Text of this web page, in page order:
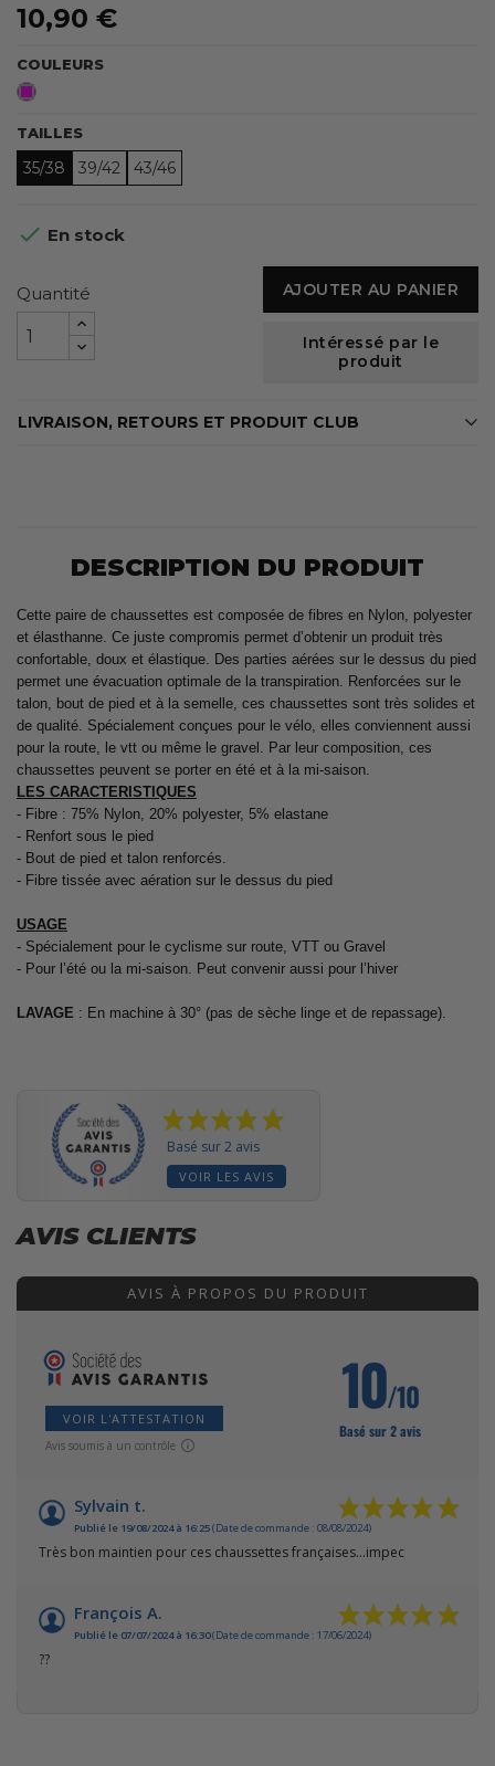
10,90 €
COULEURS
Rose
TAILLES
35/38 39/42 43/46
 En stock
Quantité AJOUTER AU PANIER
Intéressé par le
produit
LIVRAISON, RETOURS ET PRODUIT CLUB
DESCRIPTION DU PRODUIT
Cette paire de chaussettes est composée de fibres en Nylon, polyester
et élasthanne. Ce juste compromis permet d’obtenir un produit très
confortable, doux et élastique. Des parties aérées sur le dessus du pied
permet une évacuation optimale de la transpiration. Renforcées sur le
talon, bout de pied et à la semelle, ces chaussettes sont très solides et
de qualité. Spécialement conçues pour le vélo, elles conviennent aussi
pour la route, le vtt ou même le gravel. Par leur composition, ces
chaussettes peuvent se porter en été et à la mi-saison.
LES CARACTERISTIQUES
- Fibre : 75% Nylon, 20% polyester, 5% elastane
- Renfort sous le pied
- Bout de pied et talon renforcés.
- Fibre tissée avec aération sur le dessus du pied
USAGE
- Spécialement pour le cyclisme sur route, VTT ou Gravel
- Pour l’été ou la mi-saison. Peut convenir aussi pour l’hiver
LAVAGE : En machine à 30° (pas de sèche linge et de repassage).
Basé sur 2 avis
VOIR LES AVIS
AVIS CLIENTS
AVIS À PROPOS DU PRODUIT
VOIR L'ATTESTATION
Avis soumis à un contrôle
10/10
Basé sur 2 avis
Sylvain t.
Publié le 19/08/2024 à 16:25(Date de commande : 08/08/2024)
Très bon maintien pour ces chaussettes françaises...impec
François A.
Publié le 07/07/2024 à 16:30(Date de commande : 17/06/2024)
??